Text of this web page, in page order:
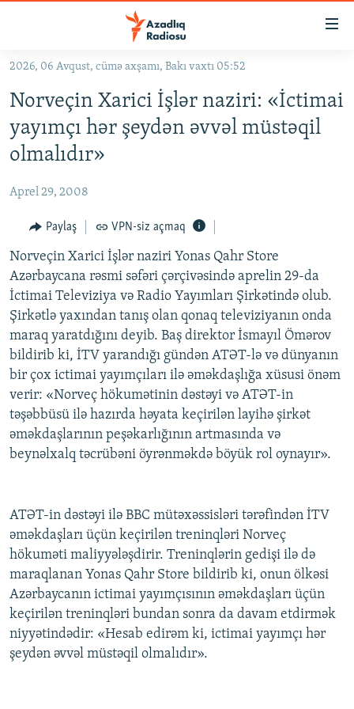
Əsas
qayıt
Əsas
naviqasiyaya
qayıt
keç
KORRUPSIOMETR
FƏRQƏ BAX
QANUNI DOĞRU
ARAŞDIRMA
MULTIMEDIA
VIDEO
FOTOQALEREYA
İNFOQRAFIKA
KARIKATURA
RADIO ARXIV
OXU ZALI
AZƏRBAYCAN ƏDƏBIYYATI KITABXANASI
İSLAM VƏ DEMOKRATIYA
İZ - MƏDƏNIYYƏT PROQRAMI
HAQQIMIZDA
MISSIYAMIZ
PEŞƏ ETIKASI VƏ JURNALISTIKA STANDARTLARIMIZ
MATERIALLARIMIZDAN ISTIFADƏ
AZADLIQRADIOSU MOBIL TELEFONUNUZDA
XƏBƏR BÜLLETENLƏRIMIZ
BIZI IZLƏ
RFE/RL-in bütün saytları
2026, 06 Avqust, cümə axşamı, Bakı vaxtı 05:52
Norveçin Xarici İşlər naziri: «İctimai
yayımçı hər şeydən əvvəl müstəqil
olmalıdır»
Aprel 29, 2008
Paylaş VPN-siz açmaq
Norveçin Xarici İşlər naziri Yonas Qahr Store
Azərbaycana rəsmi səfəri çərçivəsində aprelin 29-da
İctimai Televiziya və Radio Yayımları Şirkətində olub.
Şirkətlə yaxından tanış olan qonaq televiziyanın onda
maraq yaratdığını deyib. Baş direktor İsmayıl Ömərov
bildirib ki, İTV yarandığı gündən ATƏT-lə və dünyanın
bir çox ictimai yayımçıları ilə əməkdaşlığa xüsusi önəm
verir: «Norveç hökumətinin dəstəyi və ATƏT-in
təşəbbüsü ilə hazırda həyata keçirilən layihə şirkət
əməkdaşlarının peşəkarlığının artmasında və
beynəlxalq təcrübəni öyrənməkdə böyük rol oynayır».
ATƏT-in dəstəyi ilə BBC mütəxəssisləri tərəfindən İTV
əməkdaşları üçün keçirilən treninqləri Norveç
hökuməti maliyyələşdirir. Treninqlərin gedişi ilə də
maraqlanan Yonas Qahr Store bildirib ki, onun ölkəsi
Azərbaycanın ictimai yayımçısının əməkdaşları üçün
keçirilən treninqləri bundan sonra da davam etdirmək
niyyətindədir: «Hesab edirəm ki, ictimai yayımçı hər
şeydən əvvəl müstəqil olmalıdır».